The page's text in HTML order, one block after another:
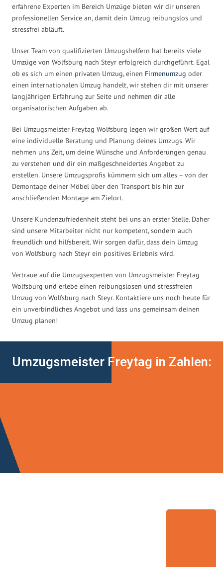
erfahrene Experten im Bereich Umzüge bieten wir dir unseren
professionellen Service an, damit dein Umzug reibungslos und
stressfrei abläuft.
Unser Team von qualifizierten Umzugshelfern hat bereits viele
Umzüge von Wolfsburg nach Steyr erfolgreich durchgeführt. Egal
ob es sich um einen privaten Umzug, einen Firmenumzug oder
einen internationalen Umzug handelt, wir stehen dir mit unserer
langjährigen Erfahrung zur Seite und nehmen dir alle
organisatorischen Aufgaben ab.
Bei Umzugsmeister Freytag Wolfsburg legen wir großen Wert auf
eine individuelle Beratung und Planung deines Umzugs. Wir
nehmen uns Zeit, um deine Wünsche und Anforderungen genau
zu verstehen und dir ein maßgeschneidertes Angebot zu
erstellen. Unsere Umzugsprofis kümmern sich um alles – von der
Demontage deiner Möbel über den Transport bis hin zur
anschließenden Montage am Zielort.
Unsere Kundenzufriedenheit steht bei uns an erster Stelle. Daher
sind unsere Mitarbeiter nicht nur kompetent, sondern auch
freundlich und hilfsbereit. Wir sorgen dafür, dass dein Umzug
von Wolfsburg nach Steyr ein positives Erlebnis wird.
Vertraue auf die Umzugsexperten von Umzugsmeister Freytag
Wolfsburg und erlebe einen reibungslosen und stressfreien
Umzug von Wolfsburg nach Steyr. Kontaktiere uns noch heute für
ein unverbindliches Angebot und lass uns gemeinsam deinen
Umzug planen!
Umzugsmeister Freytag in Zahlen: